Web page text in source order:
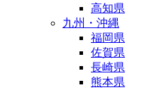
高知県
九州・沖縄
福岡県
佐賀県
長崎県
熊本県